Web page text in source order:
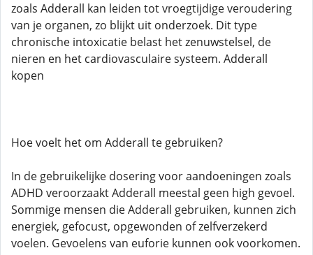
zoals Adderall kan leiden tot vroegtijdige veroudering
van je organen, zo blijkt uit onderzoek. Dit type
chronische intoxicatie belast het zenuwstelsel, de
nieren en het cardiovasculaire systeem. Adderall
kopen
Hoe voelt het om Adderall te gebruiken?
In de gebruikelijke dosering voor aandoeningen zoals
ADHD veroorzaakt Adderall meestal geen high gevoel.
Sommige mensen die Adderall gebruiken, kunnen zich
energiek, gefocust, opgewonden of zelfverzekerd
voelen. Gevoelens van euforie kunnen ook voorkomen.